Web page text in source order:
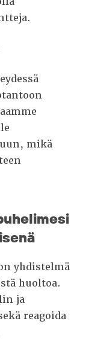
mikä
yhdistelmä
huoltoa.
ja
reagoida